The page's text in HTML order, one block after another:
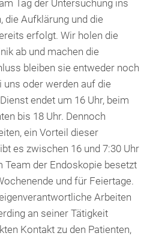
Tag der Untersuchung ins
die Aufklärung und die
erfolgt. Wir holen die
ab und machen die
bleiben sie entweder noch
oder werden auf die
endet um 16 Uhr, beim
bis 18 Uhr. Dennoch
ein Vorteil dieser
es zwischen 16 und 7:30 Uhr
Team der Endoskopie besetzt
und für Feiertage.
Arbeiten
an seiner Tätigkeit
Kontakt zu den Patienten,